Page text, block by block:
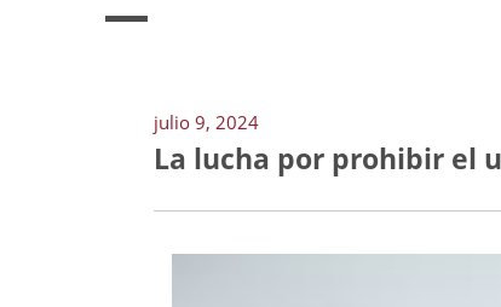
julio 9, 2024
La lucha por prohibir el